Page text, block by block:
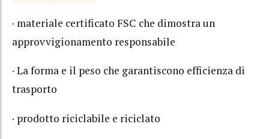
· materiale certificato FSC che dimostra un
approvvigionamento responsabile
· La forma e il peso che garantiscono efficienza di
trasporto
· prodotto riciclabile e riciclato